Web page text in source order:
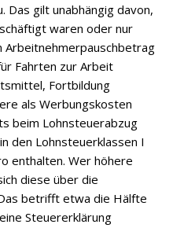
Das gilt unabhängig davon,
waren oder nur
Arbeitnehmerpauschbetrag
Fahrten zur Arbeit
Fortbildung
als Werbungskosten
beim Lohnsteuerabzug
den Lohnsteuerklassen I
enthalten. Wer höhere
diese über die
betrifft etwa die Hälfte
Steuererklärung